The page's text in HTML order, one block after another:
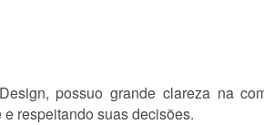
possuo grande clareza na
respeitando suas decisões.